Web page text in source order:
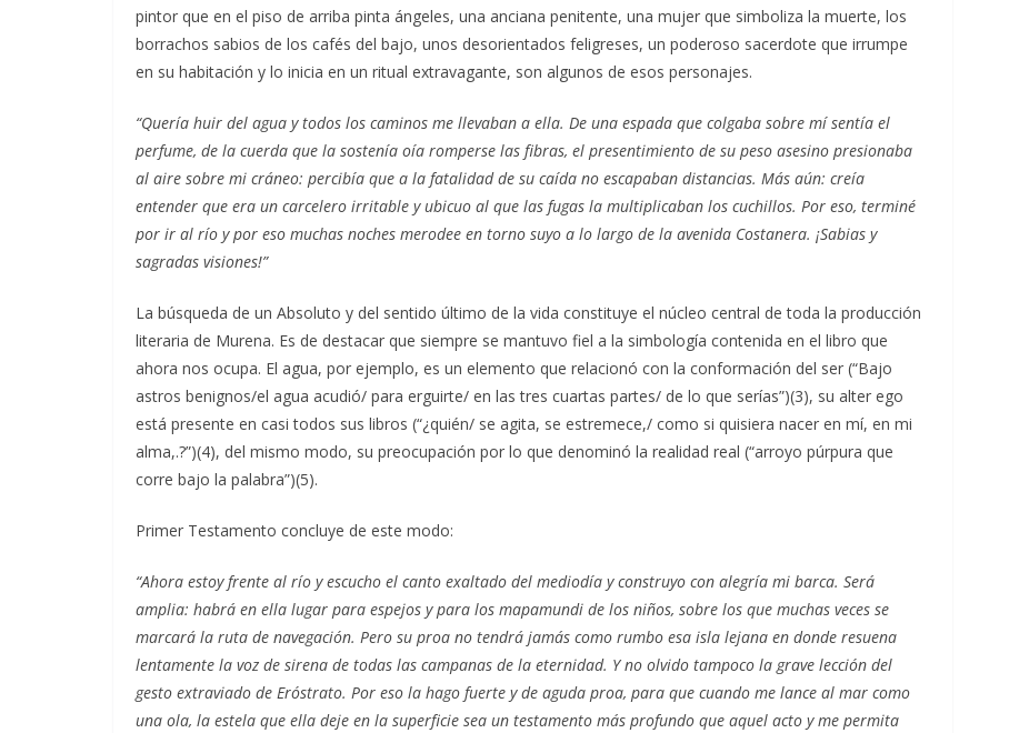
pintor que en el piso de arriba pinta ángeles, una anciana penitente, una mujer que simboliza la muerte, los
borrachos sabios de los cafés del bajo, unos desorientados feligreses, un poderoso sacerdote que irrumpe
en su habitación y lo inicia en un ritual extravagante, son algunos de esos personajes.
“Quería huir del agua y todos los caminos me llevaban a ella. De una espada que colgaba sobre mí sentía el
perfume, de la cuerda que la sostenía oía romperse las fibras, el presentimiento de su peso asesino presionaba
al aire sobre mi cráneo: percibía que a la fatalidad de su caída no escapaban distancias. Más aún: creía
entender que era un carcelero irritable y ubicuo al que las fugas la multiplicaban los cuchillos. Por eso, terminé
por ir al río y por eso muchas noches merodee en torno suyo a lo largo de la avenida Costanera. ¡Sabias y
sagradas visiones!”
La búsqueda de un Absoluto y del sentido último de la vida constituye el núcleo central de toda la producción
literaria de Murena. Es de destacar que siempre se mantuvo fiel a la simbología contenida en el libro que
ahora nos ocupa. El agua, por ejemplo, es un elemento que relacionó con la conformación del ser (“Bajo
astros benignos/el agua acudió/ para erguirte/ en las tres cuartas partes/ de lo que serías”)(3), su alter ego
está presente en casi todos sus libros (“¿quién/ se agita, se estremece,/ como si quisiera nacer en mí, en mi
alma,.?”)(4), del mismo modo, su preocupación por lo que denominó la realidad real (“arroyo púrpura que
corre bajo la palabra”)(5).
Primer Testamento concluye de este modo:
“Ahora estoy frente al río y escucho el canto exaltado del mediodía y construyo con alegría mi barca. Será
amplia: habrá en ella lugar para espejos y para los mapamundi de los niños, sobre los que muchas veces se
marcará la ruta de navegación. Pero su proa no tendrá jamás como rumbo esa isla lejana en donde resuena
lentamente la voz de sirena de todas las campanas de la eternidad. Y no olvido tampoco la grave lección del
gesto extraviado de Eróstrato. Por eso la hago fuerte y de aguda proa, para que cuando me lance al mar como
una ola, la estela que ella deje en la superficie sea un testamento más profundo que aquel acto y me permita